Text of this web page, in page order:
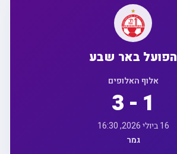
הפועל באר שבע
אלוף האלופים
3 - 1
16 ביולי 2026, 16:30
גמר